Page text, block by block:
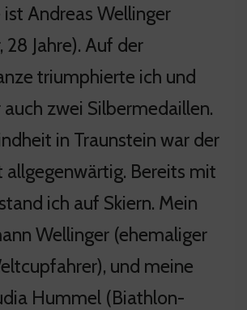
Andreas Wellinger
28 Jahre). Auf der
triumphierte ich und
zwei Silbermedaillen.
in Traunstein war der
Bereits mit
ich auf Skiern. Mein
Wellinger (ehemaliger
und meine
Hummel (Biathlon-